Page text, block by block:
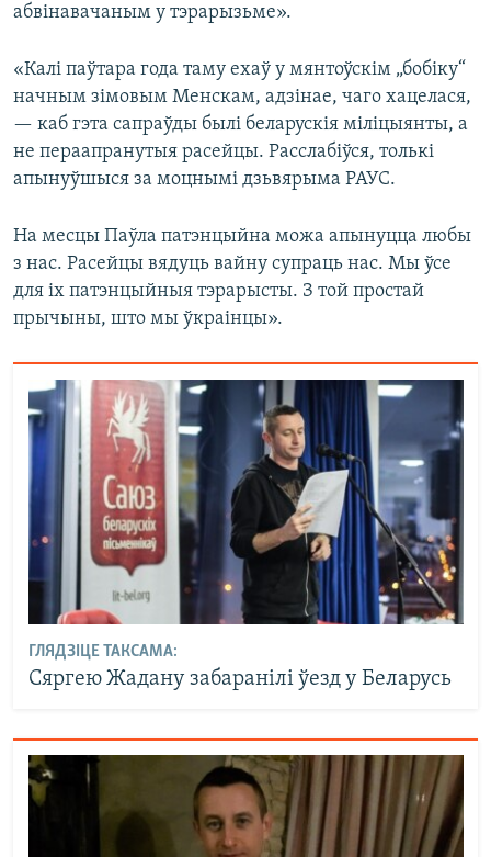
абвінавачаным у тэрарызьме».
«Калі паўтара года таму ехаў у мянтоўскім „бобіку“
начным зімовым Менскам, адзінае, чаго хацелася,
— каб гэта сапраўды былі беларускія міліцыянты, а
не пераапранутыя расейцы. Расслабіўся, толькі
апынуўшыся за моцнымі дзьвярыма РАУС.
На месцы Паўла патэнцыйна можа апынуцца любы
з нас. Расейцы вядуць вайну супраць нас. Мы ўсе
для іх патэнцыйныя тэрарысты. З той простай
прычыны, што мы ўкраінцы».
ГЛЯДЗІЦЕ ТАКСАМА:
Сяргею Жадану забаранілі ўезд у Беларусь